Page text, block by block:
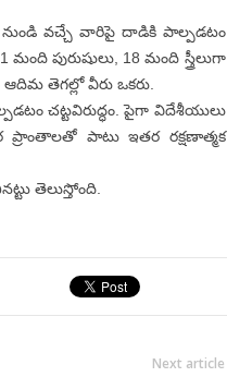
నుండి వచ్చే వారిపై దాడికి పాల్పడటం
పురుషులు, 18 మంది స్త్రీలుగా
తెగల్లో వీరు ఒకరు.
చట్టవిరుద్ధం. పైగా విదేశీయులు
పాటు ఇతర రక్షణాత్మక
తెలుస్తోంది.
Next article